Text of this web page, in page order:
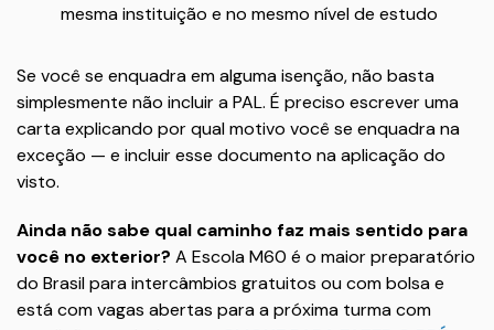
mesma instituição e no mesmo nível de estudo
Se você se enquadra em alguma isenção, não basta
simplesmente não incluir a PAL. É preciso escrever uma
carta explicando por qual motivo você se enquadra na
exceção — e incluir esse documento na aplicação do
visto.
Ainda não sabe qual caminho faz mais sentido para
você no exterior? A Escola M60 é o maior preparatório
do Brasil para intercâmbios gratuitos ou com bolsa e
está com vagas abertas para a próxima turma com